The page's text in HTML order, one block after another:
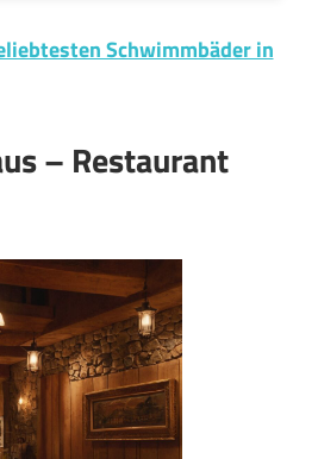
Schwimmbäder in
– Restaurant